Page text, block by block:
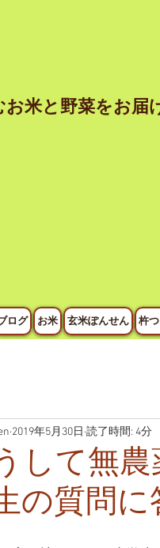
お米と野菜をお
ログ お米 玄米ぽんせん 杵
して無
の質問に
2019年5月30日 読了時間: 4分